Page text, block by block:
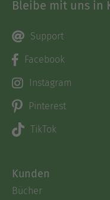
Bleibe mit uns in
Support
Facebook
Instagram
Pinterest
TikTok
Kunden
Bücher